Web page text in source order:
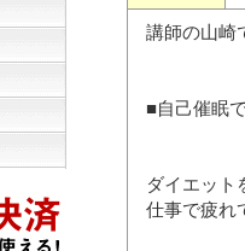
講師の山崎
■自己催眠
ダイエット
仕事で疲れ